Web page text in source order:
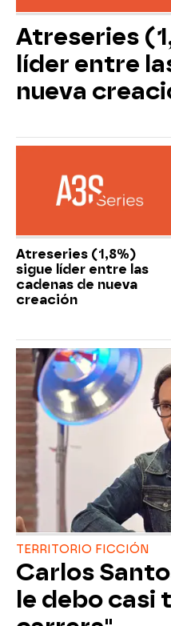
Atreseries
líder entre
nueva
Atreseries (1,8%)
sigue líder entre las
cadenas de nueva
creación
TERRITORIO FICCIÓN
Carlos
le debo casi